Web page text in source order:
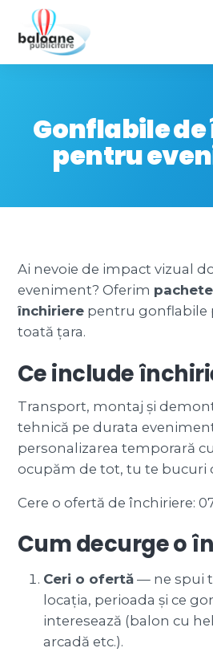
Gonflabile de
pentru
Ai nevoie de impact vizual
eveniment? Oferim
închiriere pentru gonflabile
toată țara.
Ce include
Transport, montaj și
tehnică pe durata
personalizarea temporară
ocupăm de tot, tu te bucuri
Cere o ofertă de închiriere:
Cum decurge o
Ceri o ofertă— ne spui
locația, perioada și ce
interesează (balon cu
arcadă etc.).